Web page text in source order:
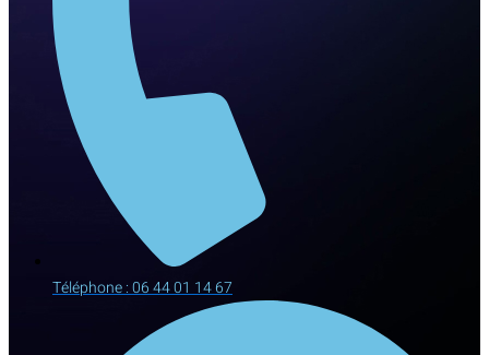
Téléphone : 06 44 01 14 67